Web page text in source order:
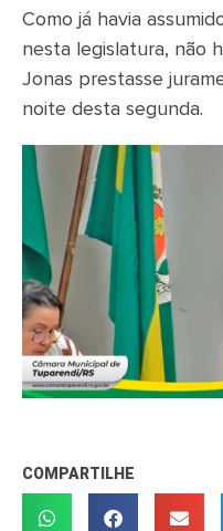
Como já havia
nesta legislatura, não
Jonas prestasse
noite desta segunda.
COMPARTILHE